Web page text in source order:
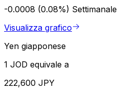
-0.0008 (0.08%) Settimanale
Visualizza grafico
Yen giapponese
1 JOD equivale a
222,600 JPY